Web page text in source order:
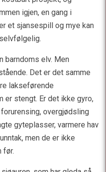
igjen, en gang i
et sjansespill og mye kan
barndoms elv. Men
Det er det samme
lakseførende
er stengt. Er det ikke gyro,
overgjødsling
gyteplasser, varmere hav
men de er ikke
før.